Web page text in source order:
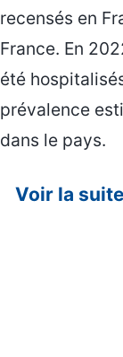
recensés en
France. En
été
prévalence
dans le pays.
Voir la